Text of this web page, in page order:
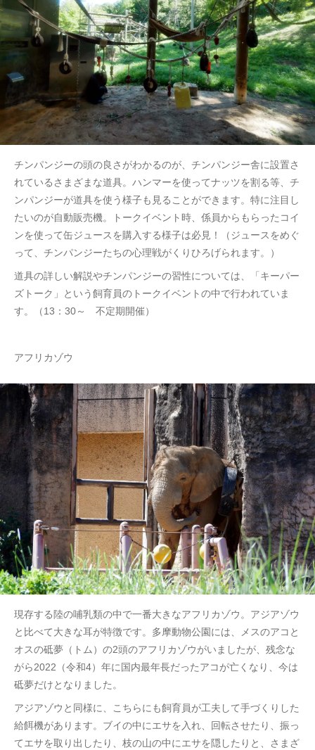
チンパンジーの頭の良さがわかるのが、チンパンジー舎に設置さ
れているさまざまな道具。ハンマーを使ってナッツを割る等、チ
ンパンジーが道具を使う様子も見ることができます。特に注目し
たいのが自動販売機。トークイベント時、係員からもらったコイ
ンを使って缶ジュースを購入する様子は必見！（ジュースをめぐ
って、チンパンジーたちの心理戦がくりひろげられます。）
道具の詳しい解説やチンパンジーの習性については、「キーパー
ズトーク」という飼育員のトークイベントの中で行われていま
す。（13：30～ 不定期開催）
アフリカゾウ
現存する陸の哺乳類の中で一番大きなアフリカゾウ。アジアゾウ
と比べて大きな耳が特徴です。多摩動物公園には、メスのアコと
オスの砥夢（トム）の2頭のアフリカゾウがいましたが、残念な
がら2022（令和4）年に国内最年長だったアコが亡くなり、今は
砥夢だけとなりました。
アジアゾウと同様に、こちらにも飼育員が工夫して手づくりした
給餌機があります。ブイの中にエサを入れ、回転させたり、振っ
てエサを取り出したり、枝の山の中にエサを隠したりと、さまざ